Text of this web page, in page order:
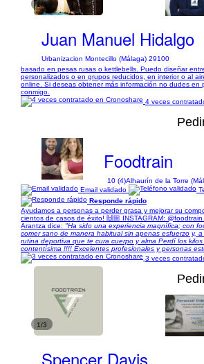
1/6
Juan Manuel Hidalgo
Urbanizacion Montecillo (Málaga) 29100
basado en pesas rusas o kettlebells. Puedo diseñar
personalizados o en grupos reducidos, en interior o al
online. Si deseas obtener más información no dudes en
conmigo.
4 veces
Foodtrain
10 (4)Alhaurín de la Torre
Email validado
Responde rápido
Ayudamos a personas a perder grasa y mejorar su
cientos de casos de éxito! 🙌🏼 INSTAGRAM:
Arantza dice: "Ha sido una experiencia magnífica; con
comer sano de manera habitual sin apenas esfuerzo y,
rutina deportiva que te cura cuerpo y alma Perdí los
contentísima !!!! Excelentes profesionales y personas
3 veces
1/3
Spencer Davis